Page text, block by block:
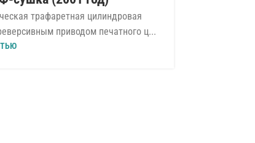
трафаретная цилиндровая
приводом печатного ц...